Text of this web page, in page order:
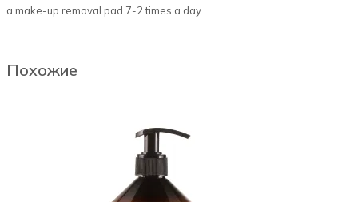
a make-up removal pad 7-2 times a day.
Похожие